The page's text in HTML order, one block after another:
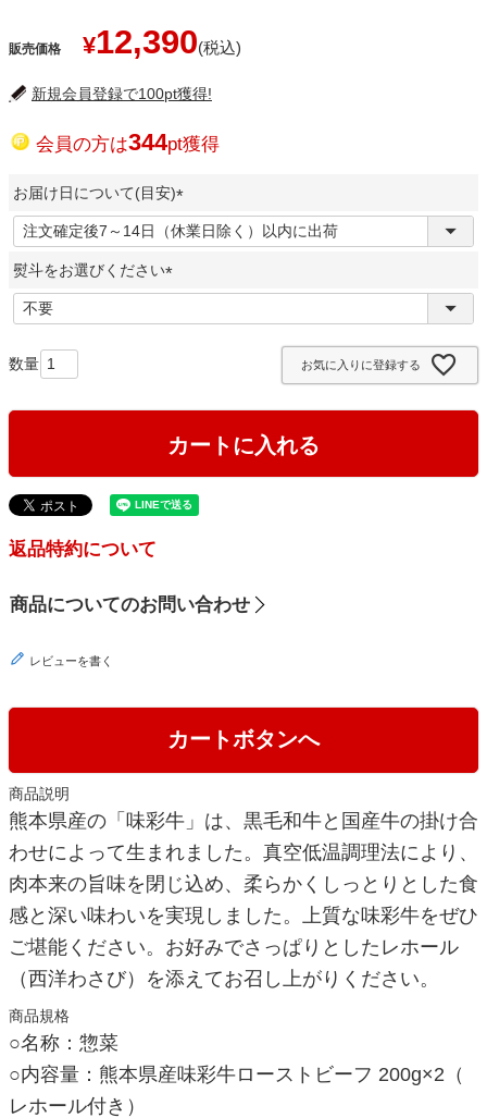
カートボタンへ
商品説明
熊本県産の「味彩牛」は、黒毛和牛と国産牛の掛け合
わせによって生まれました。真空低温調理法により、
肉本来の旨味を閉じ込め、柔らかくしっとりとした食
感と深い味わいを実現しました。上質な味彩牛をぜひ
ご堪能ください。お好みでさっぱりとしたレホール
（西洋わさび）を添えてお召し上がりください。
商品規格
○名称：惣菜
○内容量：熊本県産味彩牛ローストビーフ 200g×2（
レホール付き）
販売価格 ¥12,390
新規会員登録で100pt獲得!
会員の方は344pt獲得
お届け日について(目安)
(
必
)
熨斗をお選びください
必
お気に入りに登録する
カートに入れる
返品特約について
商品についてのお問い合わせ
レビューを書く